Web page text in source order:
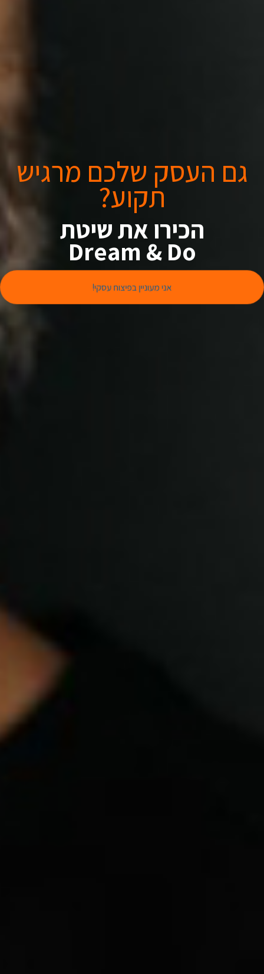
גם העסק שלכם מרגיש
תקוע?
הכירו את שיטת
Dream & Do
אני מעוניין בפיצוח עסקי!